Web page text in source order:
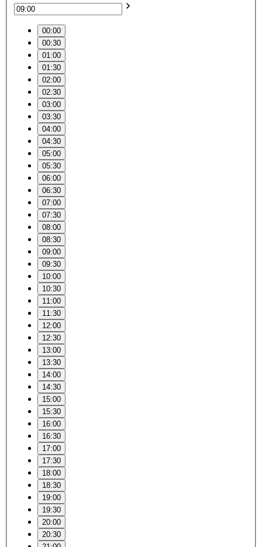
00:00
00:30
01:00
01:30
02:00
02:30
03:00
03:30
04:00
04:30
05:00
05:30
06:00
06:30
07:00
07:30
08:00
08:30
09:00
09:30
10:00
10:30
11:00
11:30
12:00
12:30
13:00
13:30
14:00
14:30
15:00
15:30
16:00
16:30
17:00
17:30
18:00
18:30
19:00
19:30
20:00
20:30